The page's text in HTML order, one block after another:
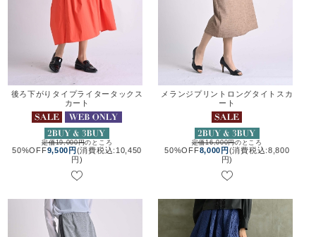
後ろ下がりタイプライタータックス
カート
定価19,000円のところ
50%OFF9,500円 (消費税込:10,450
円)
メランジプリントロングタイトスカ
ート
定価16,000円のところ
50%OFF8,000円 (消費税込:8,800
円)